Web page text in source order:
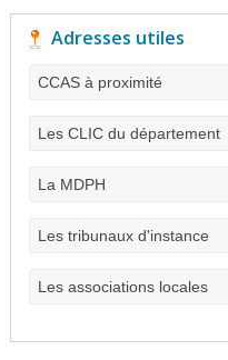
Adresses utiles
CCAS à proximité
Les CLIC du département
La MDPH
Les tribunaux d'instance
Les associations locales